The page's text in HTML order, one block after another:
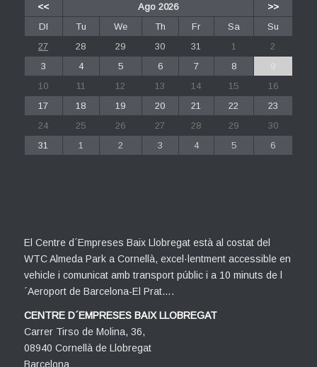
<< Ago 2026
>>
Dl
Tu We Th Fr Sa
Su
27
28 29 30 31 1
2
3
4 5 6 7 8
9
10
11 12 13 14 15
16
17
18 19 20 21 22
23
24
25 26 27 28 29
30
31
1 2 3 4 5 6
El Centre d´Empreses Baix Llobregat està al costat del
WTC Almeda Park a Cornellà, excel·lentment accessible en
vehicle i comunicat amb transport públic i a 10 minuts de l
´Aeroport de Barcelona-El Prat….
CENTRE D´EMPRESES BAIX LLOBREGAT
Carrer Tirso de Molina, 36,
08940 Cornellà de Llobregat
Barcelona